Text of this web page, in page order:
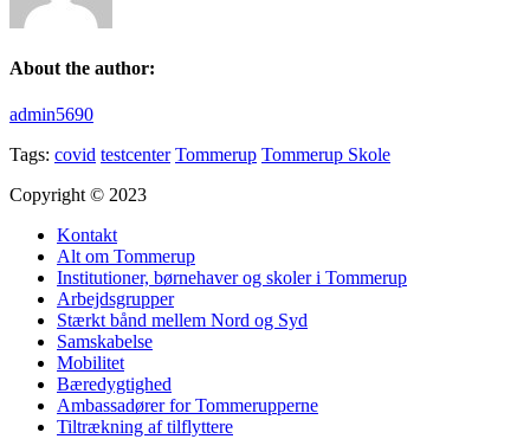
About the author:
admin5690
Tags: covid testcenter Tommerup Tommerup Skole
Copyright © 2023
Kontakt
Alt om Tommerup
Institutioner, børnehaver og skoler i Tommerup
Arbejdsgrupper
Stærkt bånd mellem Nord og Syd
Samskabelse
Mobilitet
Bæredygtighed
Ambassadører for Tommerupperne
Tiltrækning af tilflyttere